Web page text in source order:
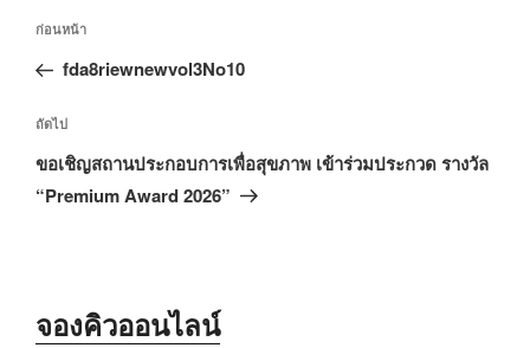
แนะแนว
เรื่อง
เรื่อง
ก่อน
ก่อนหน้า
fda8riewnewvol3No10
เรื่อง
ถัด
ไป
ถัดไป
ขอเชิญสถานประกอบการเพื่อสุขภาพ เข้าร่วมประกวด รางวัล
“Premium Award 2026”
จองคิวออนไลน์